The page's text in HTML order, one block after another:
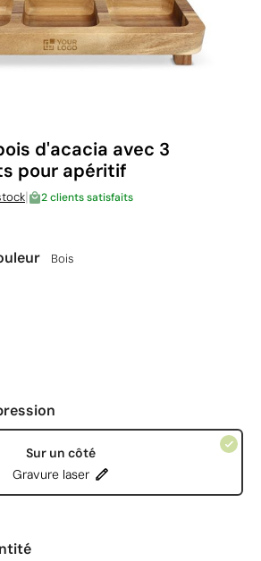
d'acacia avec 3
pour apéritif
| 2 clients satisfaits
Bois
Sur un côté
Gravure laser